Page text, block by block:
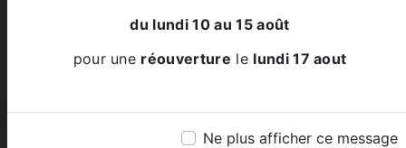
du lundi 10 au 15 août
pour une réouverture le lundi 17 aout
Ne plus afficher ce message